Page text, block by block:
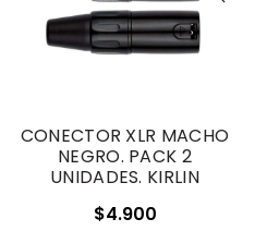
CONECTOR XLR MACHO
NEGRO. PACK 2
UNIDADES. KIRLIN
$4.900